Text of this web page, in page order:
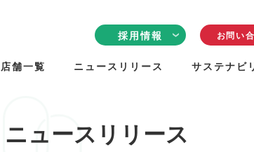
採用情報
採用情報TOP
働く環境
お問い
店舗一覧 ニュースリリース サステナビ
ニュースリリース